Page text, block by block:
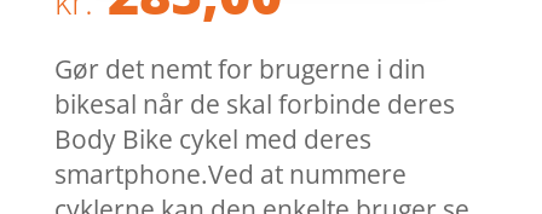
Gør det nemt for brugerne i din
bikesal når de skal forbinde deres
Body Bike cykel med deres
smartphone.Ved at nummere